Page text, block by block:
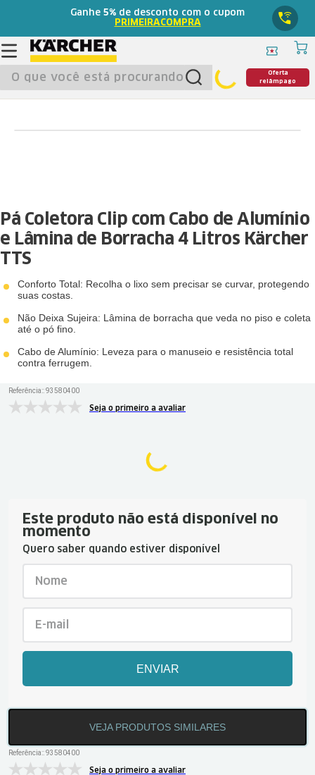
Ganhe 5% de desconto com o cupom
PRIMEIRACOMPRA
O que você está procurando?
Oferta
relâmpago
Pá Coletora Clip com Cabo de Alumínio
e Lâmina de Borracha 4 Litros Kärcher
TTS
Conforto Total: Recolha o lixo sem precisar se curvar, protegendo
suas costas.
Não Deixa Sujeira: Lâmina de borracha que veda no piso e coleta
até o pó fino.
Cabo de Alumínio: Leveza para o manuseio e resistência total
contra ferrugem.
Referência::93580400
Seja o primeiro a avaliar
Este produto não está disponível no
momento
Quero saber quando estiver disponível
ENVIAR
VEJA PRODUTOS SIMILARES
Referência::93580400
Seja o primeiro a avaliar